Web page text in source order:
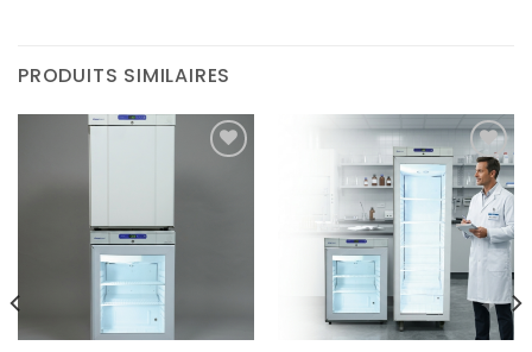
PRODUITS SIMILAIRES
Ajouter
à la liste
d’envies